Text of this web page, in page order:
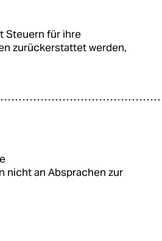
Steuern für ihre
zurückerstattet werden,
nicht an Absprachen zur